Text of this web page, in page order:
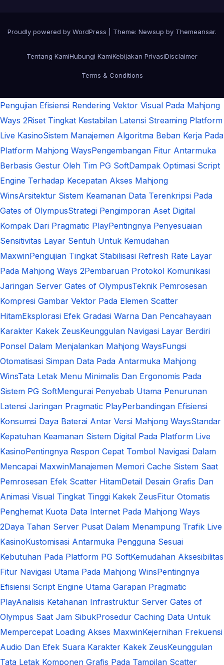
Proudly powered by WordPress Theme: Newsup by Themeansar.
Tentang KamiHubungi KamiKebijakan PrivasiDisclaimer
Terms & Conditions
Pengujian Efisiensi Rendering Vektor Visual Pada Mahjong
Ways 2Riset Tingkat Kestabilan Latensi Streaming Platform
Live KasinoSistem Manajemen Algoritma Beban Kerja Pada
Platform Mahjong WaysPengembangan Fitur Antarmuka
Berbasis Gestur Oleh Tim PG SoftDampak Optimasi Script
Engine Terhadap Kecepatan Akses Mahjong
WinsArsitektur Sistem Keamanan Data Terenkripsi Pada
Gates of OlympusStrategi Pengimporan Aset Digital
Kompak Dari Pragmatic PlayPentingnya Penyesuaian
Sensitivitas Layar Sentuh Untuk Kemudahan
MaxwinPengujian Tingkat Stabilisasi Refresh Rate Layar
Pada Mahjong Ways 2Pembaruan Protokol Komunikasi
Jaringan Server Gates of OlympusTeknik Pemrosesan
Kompresi Gambar Vektor Pada Elemen Scatter
HitamEksplorasi Efek Gradasi Warna Dan Pencahayaan
Karakter Kakek ZeusKeunggulan Navigasi Layar Berdiri
Ponsel Dalam Menjalankan Mahjong WaysFungsi
Otomatisasi Simpan Data Pada Antarmuka Mahjong
WinsTata Letak Menu Minimalis Dan Ergonomis Pada
Sistem PG SoftMengurai Penyebab Utama Penurunan
Latensi Jaringan Pragmatic PlayPerbandingan Efisiensi
Konsumsi Daya Baterai Antar Versi Mahjong WaysStandar
Kepatuhan Keamanan Sistem Digital Pada Platform Live
KasinoPentingnya Respon Cepat Tombol Navigasi Dalam
Mencapai MaxwinManajemen Memori Cache Sistem Saat
Pemrosesan Efek Scatter HitamDetail Desain Grafis Dan
Animasi Visual Tingkat Tinggi Kakek ZeusFitur Otomatis
Penghemat Kuota Data Internet Pada Mahjong Ways
2Daya Tahan Server Pusat Dalam Menampung Trafik Live
KasinoKustomisasi Antarmuka Pengguna Sesuai
Kebutuhan Pada Platform PG SoftKemudahan Aksesibilitas
Fitur Navigasi Utama Pada Mahjong WinsPentingnya
Efisiensi Script Engine Utama Garapan Pragmatic
PlayAnalisis Ketahanan Infrastruktur Server Gates of
Olympus Saat Jam SibukProsedur Caching Data Untuk
Mempercepat Loading Akses MaxwinKejernihan Frekuensi
Audio Dan Efek Suara Karakter Kakek ZeusKeunggulan
Tata Letak Komponen Grafis Pada Tampilan Scatter